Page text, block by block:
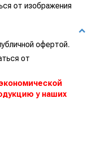
от изображения
офертой.
от
у наших